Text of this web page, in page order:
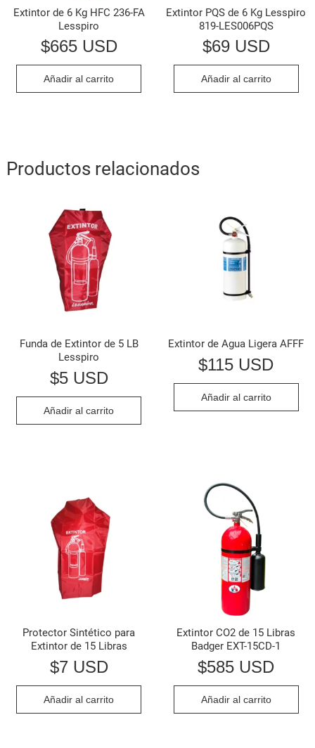
Extintor de 6 Kg HFC 236-FA
Lesspiro
$665 USD
Añadir al carrito
Extintor PQS de 6 Kg Lesspiro
819-LES006PQS
$69 USD
Añadir al carrito
Productos relacionados
Funda de Extintor de 5 LB
Lesspiro
$5 USD
Añadir al carrito
Extintor de Agua Ligera AFFF
$115 USD
Añadir al carrito
Protector Sintético para
Extintor de 15 Libras
$7 USD
Añadir al carrito
Extintor CO2 de 15 Libras
Badger EXT-15CD-1
$585 USD
Añadir al carrito